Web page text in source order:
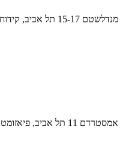
מנדלשטם 15-17 תל אביב, קידוחי ניסיון לעומק של 25 מטר
אמסטרדם 11 תל אביב, פיאזומטר 17 מטר